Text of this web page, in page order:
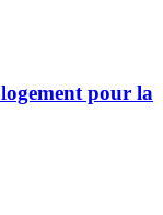
pour la